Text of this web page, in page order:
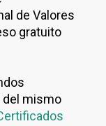
de Valores
gratuito
del mismo